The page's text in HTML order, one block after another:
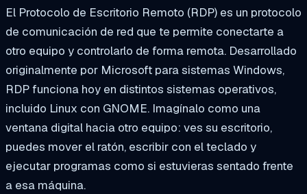
El Protocolo de Escritorio Remoto (RDP) es un protocolo
de comunicación de red que te permite conectarte a
otro equipo y controlarlo de forma remota. Desarrollado
originalmente por Microsoft para sistemas Windows,
RDP funciona hoy en distintos sistemas operativos,
incluido Linux con GNOME. Imagínalo como una
ventana digital hacia otro equipo: ves su escritorio,
puedes mover el ratón, escribir con el teclado y
ejecutar programas como si estuvieras sentado frente
a esa máquina.